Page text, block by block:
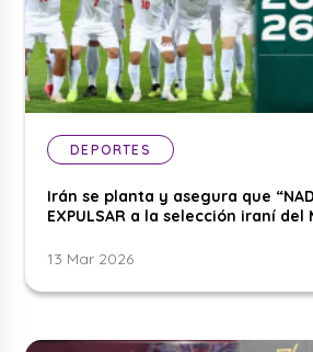
DEPORTES
Irán se planta y asegura que
EXPULSAR a la selección iraní del
13 Mar 2026